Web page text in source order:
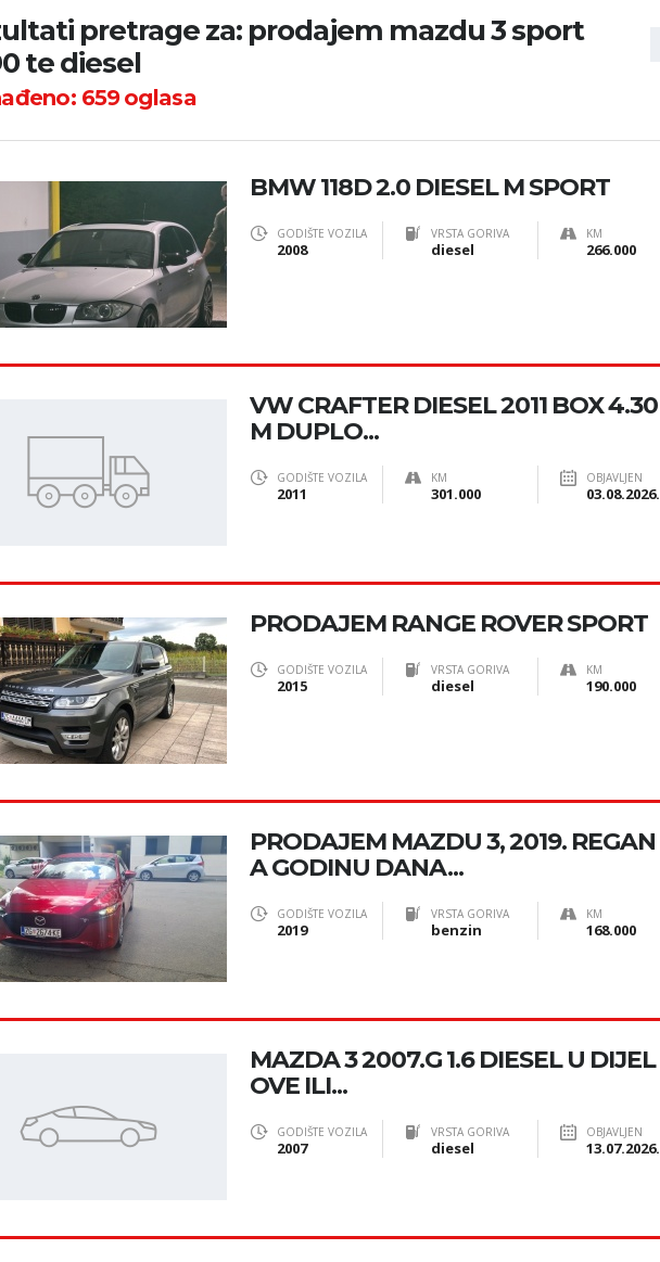
pretrage za: prodajem mazdu 3 sport
te diesel
659oglasa
BMW 118D 2.0 DIESEL M SPORT
GODIŠTE VOZILA
2008
VRSTA GORIVA
diesel
KM
266.000
VW CRAFTER DIESEL 2011 BOX 4.30
M DUPLO...
GODIŠTE VOZILA
2011
KM
301.000
OBJAVLJEN
03.08.2026.
PRODAJEM RANGE ROVER SPORT
GODIŠTE VOZILA
2015
VRSTA GORIVA
diesel
KM
190.000
PRODAJEM MAZDU 3, 2019. REGAN
A GODINU DANA...
GODIŠTE VOZILA
2019
VRSTA GORIVA
benzin
KM
168.000
MAZDA 3 2007.G 1.6 DIESEL U DIJEL
OVE ILI...
GODIŠTE VOZILA
2007
VRSTA GORIVA
diesel
OBJAVLJEN
13.07.2026.